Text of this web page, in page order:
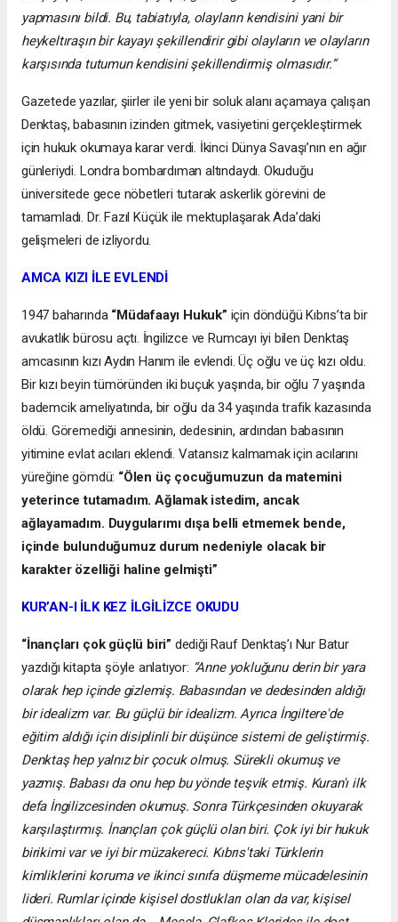
yapmasını bildi. Bu, tabiatıyla, olayların kendisini yani bir
heykeltıraşın bir kayayı şekillendirir gibi olayların ve olayların
karşısında tutumun kendisini şekillendirmiş olmasıdır.”
Gazetede yazılar, şiirler ile yeni bir soluk alanı açamaya çalışan
Denktaş, babasının izinden gitmek, vasiyetini gerçekleştirmek
için hukuk okumaya karar verdi. İkinci Dünya Savaşı’nın en ağır
günleriydi. Londra bombardıman altındaydı. Okuduğu
üniversitede gece nöbetleri tutarak askerlik görevini de
tamamladı. Dr. Fazıl Küçük ile mektuplaşarak Ada’daki
gelişmeleri de izliyordu.
AMCA KIZI İLE EVLENDİ
1947 baharında “Müdafaayı Hukuk” için döndüğü Kıbrıs’ta bir
avukatlık bürosu açtı. İngilizce ve Rumcayı iyi bilen Denktaş
amcasının kızı Aydın Hanım ile evlendi. Üç oğlu ve üç kızı oldu.
Bir kızı beyin tümöründen iki buçuk yaşında, bir oğlu 7 yaşında
bademcik ameliyatında, bir oğlu da 34 yaşında trafik kazasında
öldü. Göremediği annesinin, dedesinin, ardından babasının
yitimine evlat acıları eklendi. Vatansız kalmamak için acılarını
yüreğine gömdü: “Ölen üç çocuğumuzun da matemini
yeterince tutamadım. Ağlamak istedim, ancak
ağlayamadım. Duygularımı dışa belli etmemek bende,
içinde bulunduğumuz durum nedeniyle olacak bir
karakter özelliği haline gelmişti”
KUR’AN-I İLK KEZ İLGİLİZCE OKUDU
“İnançları çok güçlü biri” dediği Rauf Denktaş’ı Nur Batur
yazdığı kitapta şöyle anlatıyor: “Anne yokluğunu derin bir yara
olarak hep içinde gizlemiş. Babasından ve dedesinden aldığı
bir idealizm var. Bu güçlü bir idealizm. Ayrıca İngiltere'de
eğitim aldığı için disiplinli bir düşünce sistemi de geliştirmiş.
Denktaş hep yalnız bir çocuk olmuş. Sürekli okumuş ve
yazmış. Babası da onu hep bu yönde teşvik etmiş. Kuran'ı ilk
defa İngilizcesinden okumuş. Sonra Türkçesinden okuyarak
karşılaştırmış. İnançları çok güçlü olan biri. Çok iyi bir hukuk
birikimi var ve iyi bir müzakereci. Kıbrıs'taki Türklerin
kimliklerini koruma ve ikinci sınıfa düşmeme mücadelesinin
lideri. Rumlar içinde kişisel dostlukları olan da var, kişisel